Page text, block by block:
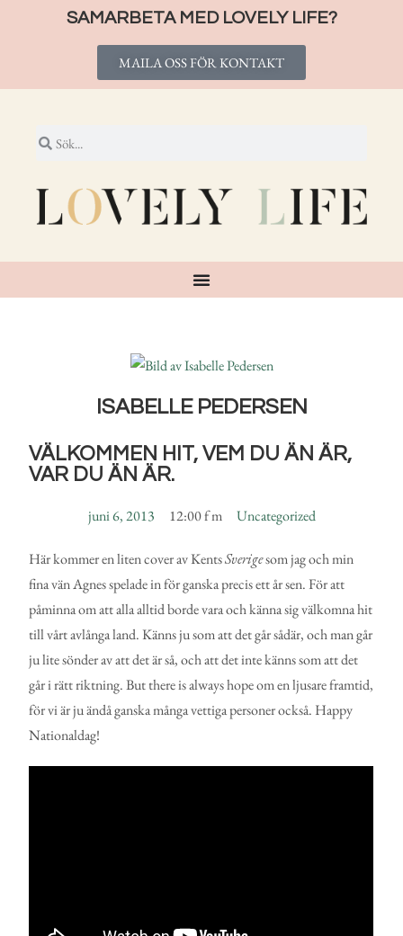
SAMARBETA MED LOVELY LIFE?
MAILA OSS FÖR KONTAKT
ISABELLE PEDERSEN
VÄLKOMMEN HIT, VEM DU ÄN ÄR,
VAR DU ÄN ÄR.
juni 6, 2013 12:00 f m Uncategorized
Här kommer en liten cover av KentsSverigesom jag och min
fina vän Agnes spelade in för ganska precis ett år sen. För att
påminna om att alla alltid borde vara och känna sig välkomna hit
till vårt avlånga land. Känns ju som att det går sådär, och man går
ju lite sönder av att det är så, och att det inte känns som att det
går i rätt riktning. But there is always hope om en ljusare framtid,
för vi är ju ändå ganska många vettiga personer också. Happy
Nationaldag!